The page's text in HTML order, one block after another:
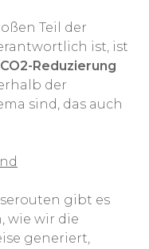
Teil der
ist, ist
CO2-Reduzierung
der
sind, das auch
gibt es
wie wir die
generiert,